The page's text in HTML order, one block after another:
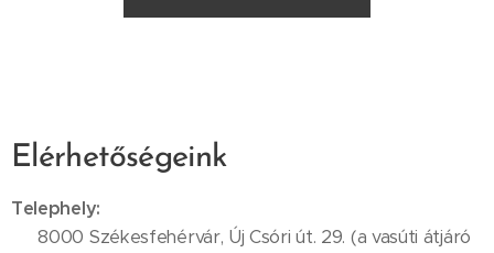
Elérhetőségeink
Telephely:
📍 8000 Székesfehérvár, Új Csóri út. 29. (a vasúti átjáró